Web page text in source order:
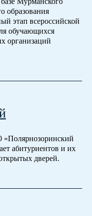
образования
этап всероссийской
обучающихся
организаций
«Полярнозоринский
абитуриентов и их
дверей.